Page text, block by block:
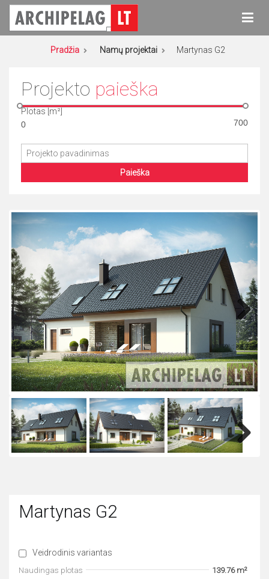
Eiti
turinio
Archipelag
Namų projektai
Pradžia Namų projektai Martynas G2
Projekto paieška
Plotas [m²]
Paieška
Next
Martynas G2
Veidrodinis variantas
Naudingas plotas
139.76 m²